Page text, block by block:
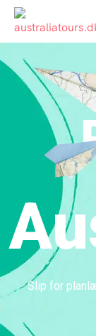
Slip for